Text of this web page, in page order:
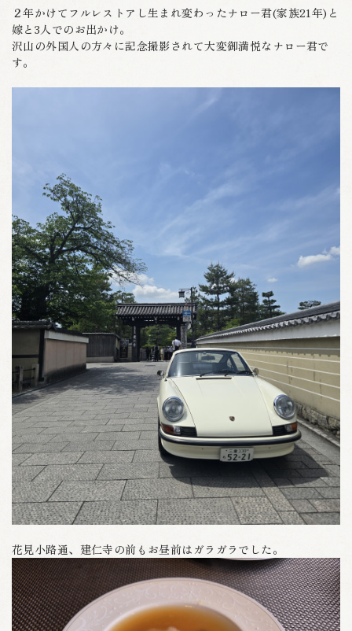
２年かけてフルレストアし生まれ変わったナロー君(家族21年)と
嫁と3人でのお出かけ。
沢山の外国人の方々に記念撮影されて大変御満悦なナロー君で
す。
花見小路通、建仁寺の前もお昼前はガラガラでした。